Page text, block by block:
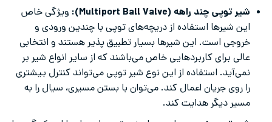
شیر توپی چند راهه (Multiport Ball Valve):
ویژگی خاص
این شیرها استفاده از دریچه‌های توپی با چندین ورودی و
خروجی است. این شیرها بسیار تطبیق پذیر هستند و انتخابی
عالی برای کاربردهایی خاص می‌باشند که از سایر انواع شیر بر
نمی‌آید. استفاده از این نوع شیر توپی می‌تواند کنترل بیشتری
را روی جریان اعمال کند. می‌توان با بستن مسیری، سیال را به
مسیر دیگر هدایت کند.